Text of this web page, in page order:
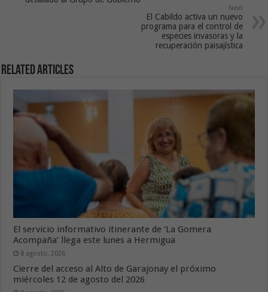
Next
El Cabildo activa un nuevo
programa para el control de
especies invasoras y la
recuperación paisajística
Related Articles
El servicio informativo itinerante de ‘La Gomera
Acompaña’ llega este lunes a Hermigua
8 agosto, 2026
Cierre del acceso al Alto de Garajonay el próximo
miércoles 12 de agosto del 2026